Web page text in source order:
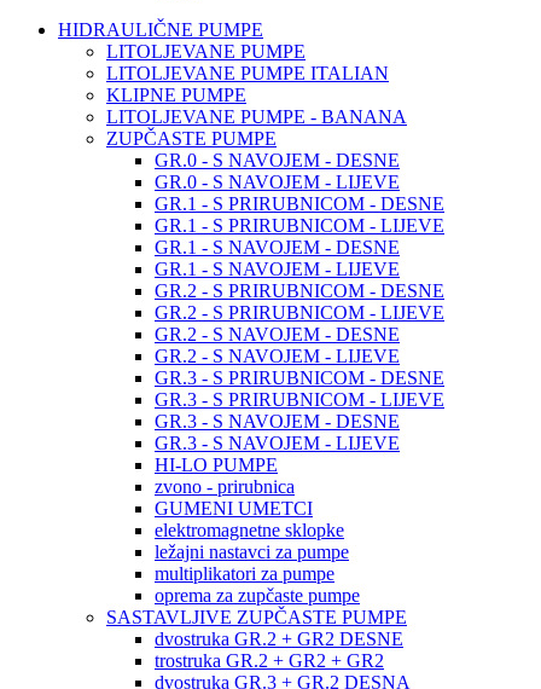
HIDRAULIČNE PUMPE
LITOLJEVANE PUMPE
LITOLJEVANE PUMPE ITALIAN
KLIPNE PUMPE
LITOLJEVANE PUMPE - BANANA
ZUPČASTE PUMPE
GR.0 - S NAVOJEM - DESNE
GR.0 - S NAVOJEM - LIJEVE
GR.1 - S PRIRUBNICOM - DESNE
GR.1 - S PRIRUBNICOM - LIJEVE
GR.1 - S NAVOJEM - DESNE
GR.1 - S NAVOJEM - LIJEVE
GR.2 - S PRIRUBNICOM - DESNE
GR.2 - S PRIRUBNICOM - LIJEVE
GR.2 - S NAVOJEM - DESNE
GR.2 - S NAVOJEM - LIJEVE
GR.3 - S PRIRUBNICOM - DESNE
GR.3 - S PRIRUBNICOM - LIJEVE
GR.3 - S NAVOJEM - DESNE
GR.3 - S NAVOJEM - LIJEVE
HI-LO PUMPE
zvono - prirubnica
GUMENI UMETCI
elektromagnetne sklopke
ležajni nastavci za pumpe
multiplikatori za pumpe
oprema za zupčaste pumpe
SASTAVLJIVE ZUPČASTE PUMPE
dvostruka GR.2 + GR2 DESNE
trostruka GR.2 + GR2 + GR2
dvostruka GR.3 + GR.2 DESNA